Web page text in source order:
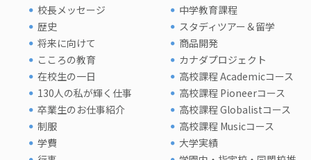
校長メッセージ
歴史
将来に向けて
こころの教育
在校生の一日
130人の私が輝く仕事
卒業生のお仕事紹介
制服
学費
中学教育課程
スタディツアー＆留学
商品開発
カナダプロジェクト
高校課程 Academicコース
高校課程 Pioneerコース
高校課程 Globalistコース
高校課程 Musicコース
大学実績